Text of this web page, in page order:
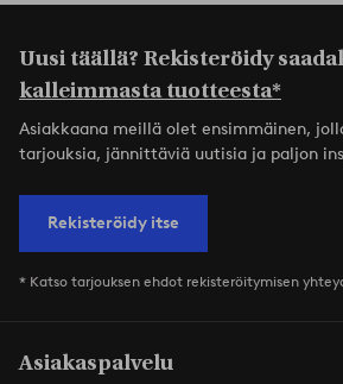
Uusi täällä? Rekisteröidy
kalleimmasta tuotteesta*
Asiakkaana meillä olet ensimmäinen,
tarjouksia, jännittäviä uutisia ja paljon
Rekisteröidy itse
* Katso tarjouksen ehdot rekisteröitymisen
Asiakaspalvelu